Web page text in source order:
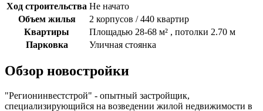
Ход строительства Не начато
Объем жилья
2 корпусов / 440 квартир
Квартиры
Площадью 28-68 м² , потолки 2.70 м
Парковка
Уличная стоянка
Обзор новостройки
"Регионинвестстрой" - опытный застройщик,
специализирующийся на возведении жилой недвижимости в